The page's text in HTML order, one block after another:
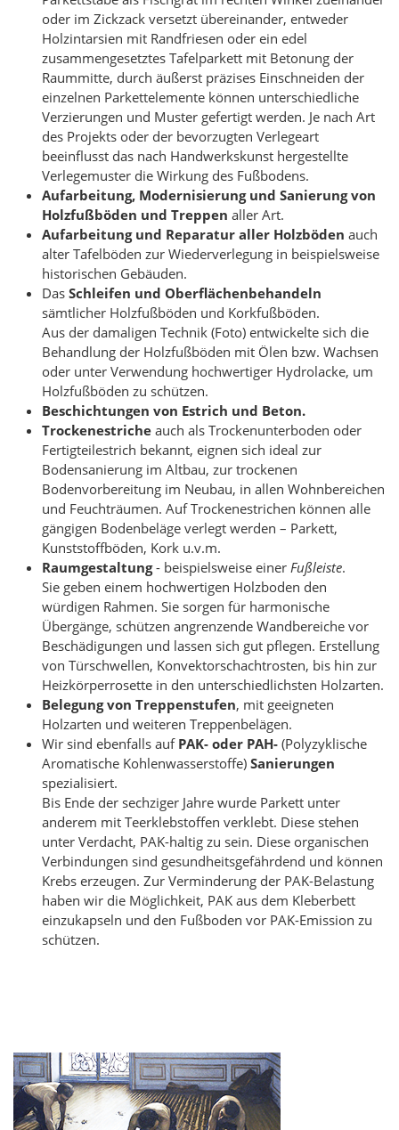
oder im Zickzack versetzt übereinander, entweder
Holzintarsien mit Randfriesen oder ein edel
zusammengesetztes Tafelparkett mit Betonung der
Raummitte, durch äußerst präzises Einschneiden der
einzelnen Parkettelemente können unterschiedliche
Verzierungen und Muster gefertigt werden. Je nach Art
des Projekts oder der bevorzugten Verlegeart
beeinflusst das nach Handwerkskunst hergestellte
Verlegemuster die Wirkung des Fußbodens.
Aufarbeitung, Modernisierung und Sanierung von
Holzfußböden und Treppen aller Art.
Aufarbeitung und Reparatur aller Holzböden auch
alter Tafelböden zur Wiederverlegung in beispielsweise
historischen Gebäuden.
Das Schleifen und Oberflächenbehandeln
sämtlicher Holzfußböden und Korkfußböden.
Aus der damaligen Technik (Foto) entwickelte sich die
Behandlung der Holzfußböden mit Ölen bzw. Wachsen
oder unter Verwendung hochwertiger Hydrolacke, um
Holzfußböden zu schützen.
Beschichtungen von Estrich und Beton.
Trockenestriche auch als Trockenunterboden oder
Fertigteilestrich bekannt, eignen sich ideal zur
Bodensanierung im Altbau, zur trockenen
Bodenvorbereitung im Neubau, in allen Wohnbereichen
und Feuchträumen. Auf Trockenestrichen können alle
gängigen Bodenbeläge verlegt werden – Parkett,
Kunststoffböden, Kork u.v.m.
Raumgestaltung- beispielsweise einer Fußleiste.
Sie geben einem hochwertigen Holzboden den
würdigen Rahmen. Sie sorgen für harmonische
Übergänge, schützen angrenzende Wandbereiche vor
Beschädigungen und lassen sich gut pflegen. Erstellung
von Türschwellen, Konvektorschachtrosten, bis hin zur
Heizkörperrosette in den unterschiedlichsten Holzarten.
Belegung von Treppenstufen, mit geeigneten
Holzarten und weiteren Treppenbelägen.
Wir sind ebenfalls auf PAK- oder PAH- (Polyzyklische
Aromatische Kohlenwasserstoffe) Sanierungen
spezialisiert.
Bis Ende der sechziger Jahre wurde Parkett unter
anderem mit Teerklebstoffen verklebt. Diese stehen
unter Verdacht, PAK-haltig zu sein. Diese organischen
Verbindungen sind gesundheitsgefährdend und können
Krebs erzeugen. Zur Verminderung der PAK-Belastung
haben wir die Möglichkeit, PAK aus dem Kleberbett
einzukapseln und den Fußboden vor PAK-Emission zu
schützen.